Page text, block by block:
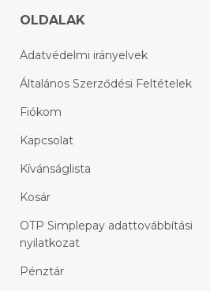
OLDALAK
Adatvédelmi irányelvek
Általános Szerződési Feltételek
Fiókom
Kapcsolat
Kívánságlista
Kosár
OTP Simplepay adattovábbítási
nyilatkozat
Pénztár